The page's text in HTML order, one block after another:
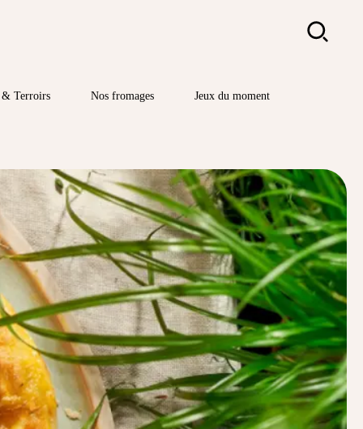
Rechercher
& Terroirs Nos fromages Jeux du moment